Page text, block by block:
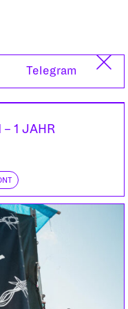
NUSS,
Telegram
1 JAHR